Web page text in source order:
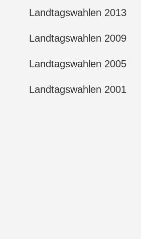
Landtagswahlen 2013
Landtagswahlen 2009
Landtagswahlen 2005
Landtagswahlen 2001